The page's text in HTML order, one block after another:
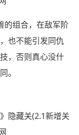
的组合，在敌军阶
也不能引发同仇
，否则真心没什
。